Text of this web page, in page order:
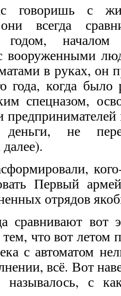
говоришь с
всегда
годом, началом
вооруженными
в руках, он
года, когда было
спецназом,
не
Первый
отрядов
сравнивают вот
что вот летом
с автоматом
всё. Вот
с